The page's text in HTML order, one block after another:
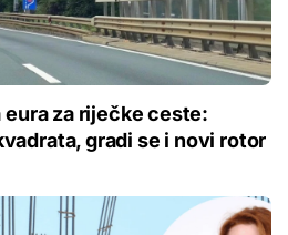
za riječke ceste:
gradi se i novi rotor